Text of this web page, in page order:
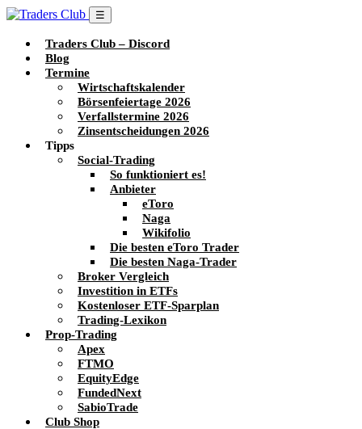
☰
Traders Club – Discord
Blog
Termine
Wirtschaftskalender
Börsenfeiertage 2026
Verfallstermine 2026
Zinsentscheidungen 2026
Tipps
Social-Trading
So funktioniert es!
Anbieter
eToro
Naga
Wikifolio
Die besten eToro Trader
Die besten Naga-Trader
Broker Vergleich
Investition in ETFs
Kostenloser ETF-Sparplan
Trading-Lexikon
Prop-Trading
Apex
FTMO
EquityEdge
FundedNext
SabioTrade
Club Shop